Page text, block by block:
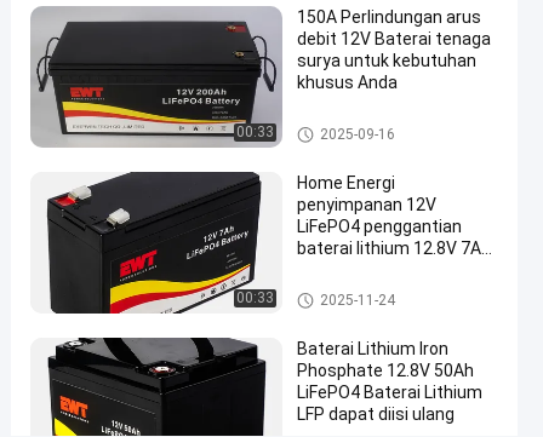
dan
Rumah
Baterai
Lithium Iron
Phosphate
12V
2025-
09-16
pandangan
#
Baterai
Lithium
Phosphate
12V
LiFePO4
litium
00:33
150A Perlindungan arus
debit 12V Baterai tenaga
surya untuk kebutuhan
khusus Anda
Baterai Lithium Iron Phosphat
e 12V
2025-09-16
00:33
Home Energi
penyimpanan 12V
LiFePO4 penggantian
baterai lithium 12.8V 7Ah
Battery Pack
Baterai Lithium Iron Phosphat
e 12V
2025-11-24
Baterai Lithium Iron
Phosphate 12.8V 50Ah
LiFePO4 Baterai Lithium
LFP dapat diisi ulang